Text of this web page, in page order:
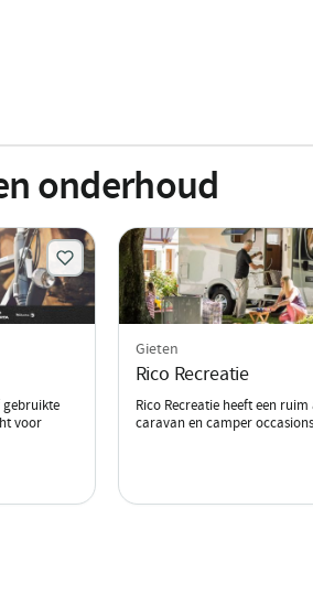
onderhoud
gebruikte
voor
Gieten
Rico Recreatie
Rico Recreatie heeft een
caravan en camper